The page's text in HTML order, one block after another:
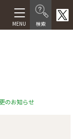
のお知らせ